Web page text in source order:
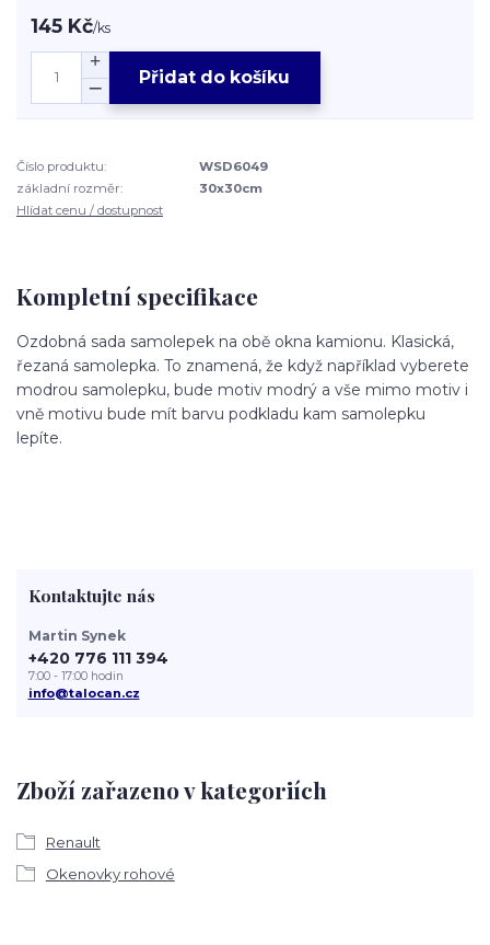
145 Kč/ks
Přidat do košíku
Číslo produktu:
WSD6049
základní rozměr:
30x30cm
Hlídat cenu / dostupnost
Kompletní specifikace
Ozdobná sada samolepek na obě okna kamionu. Klasická,
řezaná samolepka. To znamená, že když například vyberete
modrou samolepku, bude motiv modrý a vše mimo motiv i
vně motivu bude mít barvu podkladu kam samolepku
lepíte.
Zboží zařazeno v kategoriích
Renault
Okenovky rohové
Kontaktujte nás
Martin Synek
+420 776 111 394
7:00 - 17:00 hodin
info@talocan.cz